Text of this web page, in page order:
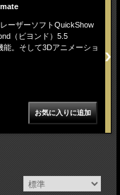
ーザーソフトQuickShow
（ビヨンド）5.5
。そして3Dアニメーショ